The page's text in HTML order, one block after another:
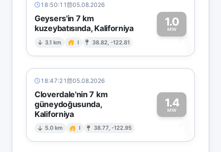
18:50:11 05.08.2026
Geysers'in 7 km
kuzeybatısında, Kaliforniya
3.1 km I 38.82, -122.81
1.0
MW1
18:47:21 05.08.2026
Cloverdale'nin 7 km
güneydoğusunda,
Kaliforniya
5.0 km I 38.77, -122.95
1.4
MW
1